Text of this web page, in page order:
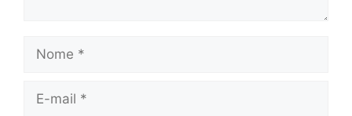
Nome
E-